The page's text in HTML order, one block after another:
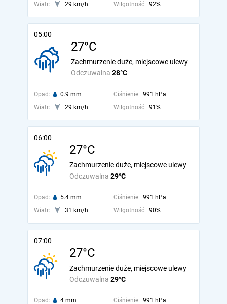
Wiatr:
29 km/h Wilgotność: 92%
05:00
27°C
Odczuwalna 28°C
Zachmurzenie duże, miejscowe ulewy
Opad: 0.9 mm Ciśnienie: 991 hPa
Wiatr:
29 km/h Wilgotność: 91%
06:00
27°C
Odczuwalna 29°C
Zachmurzenie duże, miejscowe ulewy
Opad: 5.4 mm Ciśnienie: 991 hPa
Wiatr:
31 km/h Wilgotność: 90%
07:00
27°C
Odczuwalna 29°C
Zachmurzenie duże, miejscowe ulewy
Opad: 4 mm Ciśnienie: 991 hPa